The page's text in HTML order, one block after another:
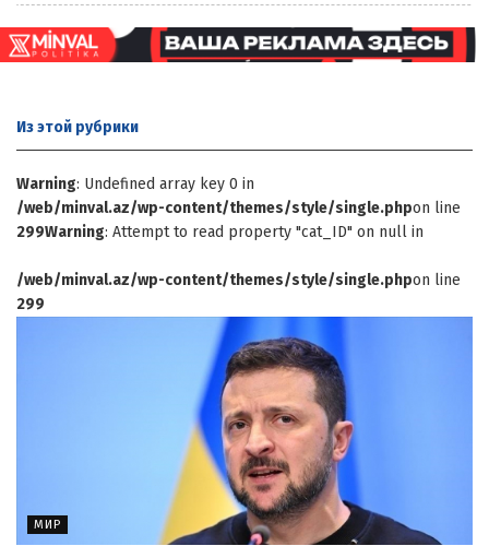
Из этой рубрики
Warning: Undefined array key 0 in
/web/minval.az/wp-content/themes/style/single.phpon line
299Warning: Attempt to read property "cat_ID" on null in
/web/minval.az/wp-content/themes/style/single.phpon line
299
МИР